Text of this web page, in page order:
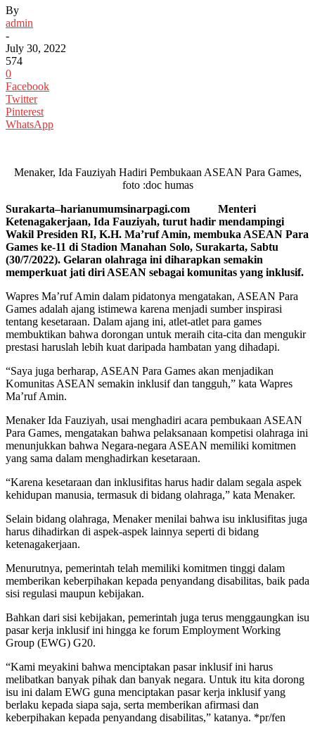
By
admin
-
July 30, 2022
574
0
Facebook
Twitter
Pinterest
WhatsApp
Menaker, Ida Fauziyah Hadiri Pembukaan ASEAN Para Games,
foto :doc humas
Surakarta–harianumumsinarpagi.com Menteri
Ketenagakerjaan, Ida Fauziyah, turut hadir mendampingi
Wakil Presiden RI, K.H. Ma’ruf Amin, membuka ASEAN Para
Games ke-11 di Stadion Manahan Solo, Surakarta, Sabtu
(30/7/2022). Gelaran olahraga ini diharapkan semakin
memperkuat jati diri ASEAN sebagai komunitas yang inklusif.
Wapres Ma’ruf Amin dalam pidatonya mengatakan, ASEAN Para
Games adalah ajang istimewa karena menjadi sumber inspirasi
tentang kesetaraan. Dalam ajang ini, atlet-atlet para games
membuktikan bahwa dorongan untuk meraih cita-cita dan mengukir
prestasi haruslah lebih kuat daripada hambatan yang dihadapi.
“Saya juga berharap, ASEAN Para Games akan menjadikan
Komunitas ASEAN semakin inklusif dan tangguh,” kata Wapres
Ma’ruf Amin.
Menaker Ida Fauziyah, usai menghadiri acara pembukaan ASEAN
Para Games, mengatakan bahwa pelaksanaan kompetisi olahraga ini
menunjukkan bahwa Negara-negara ASEAN memiliki komitmen
yang sama dalam menghadirkan kesetaraan.
“Karena kesetaraan dan inklusifitas harus hadir dalam segala aspek
kehidupan manusia, termasuk di bidang olahraga,” kata Menaker.
Selain bidang olahraga, Menaker menilai bahwa isu inklusifitas juga
harus dihadirkan di aspek-aspek lainnya seperti di bidang
ketenagakerjaan.
Menurutnya, pemerintah telah memiliki komitmen tinggi dalam
memberikan keberpihakan kepada penyandang disabilitas, baik pada
sisi regulasi maupun kebijakan.
Bahkan dari sisi kebijakan, pemerintah juga terus menggaungkan isu
pasar kerja inklusif ini hingga ke forum Employment Working
Group (EWG) G20.
“Kami meyakini bahwa menciptakan pasar inklusif ini harus
melibatkan banyak pihak dan banyak negara. Untuk itu kita dorong
isu ini dalam EWG guna menciptakan pasar kerja inklusif yang
berlaku kepada siapa saja, serta memberikan afirmasi dan
keberpihakan kepada penyandang disabilitas,” katanya. *pr/fen